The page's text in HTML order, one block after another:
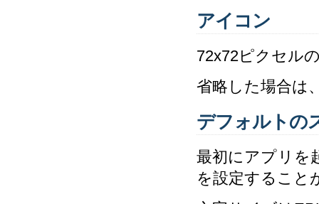
アイコン
72x72ピクセル
省略した場合は
デフォルトの
最初にアプリを
を設定すること